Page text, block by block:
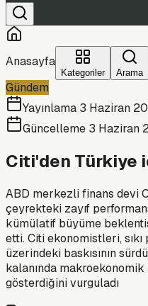
Anasayfa
Kategoriler Arama
Gündem
Yayınlama 3 Haziran
Güncelleme 3 Haziran
Citi'den Türkiye
ABD merkezli finans devi
çeyrekteki zayıf
kümülatif büyüme
etti. Citi ekonomistleri,
üzerindeki baskısının
kalanında
gösterdiğini vurguladı